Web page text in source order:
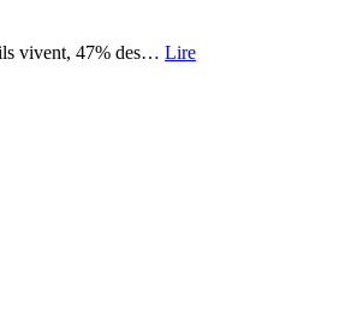
ils vivent, 47% des… Lire